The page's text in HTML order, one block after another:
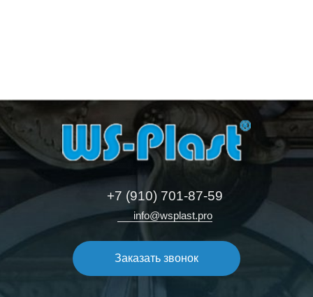
+7 (910) 701-87-59
info@wsplast.pro
Заказать звонок